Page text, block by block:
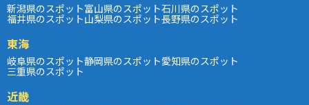
新潟県のスポット富山県のスポット石川県のスポット
福井県のスポット山梨県のスポット長野県のスポット
東海
岐阜県のスポット静岡県のスポット愛知県のスポット
三重県のスポット
近畿